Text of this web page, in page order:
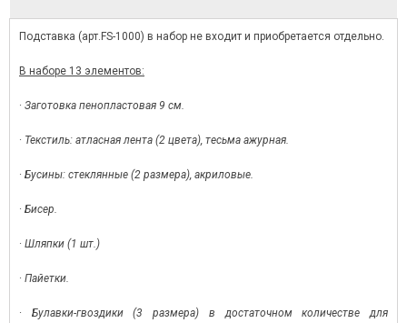
Подставка (арт.FS-1000) в набор не входит и приобретается отдельно.
В наборе 13 элементов:
· Заготовка пенопластовая 9 см.
· Текстиль: атласная лента (2 цвета), тесьма ажурная.
· Бусины: стеклянные (2 размера), акриловые.
· Бисер.
· Шляпки (1 шт.)
· Пайетки.
· Булавки-гвоздики (3 размера) в достаточном количестве для